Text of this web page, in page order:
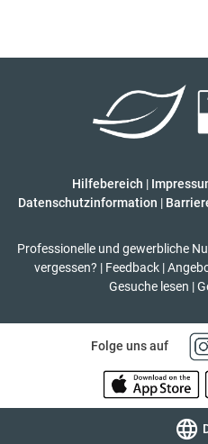
Hilfebereich |
Datenschutzinformation |
Professionelle und gewerbliche
vergessen? | Feedback |
Gesuche lesen |
Folge uns auf